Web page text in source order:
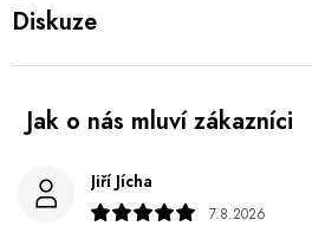
Diskuze
Jiří Jícha
7.8.2026